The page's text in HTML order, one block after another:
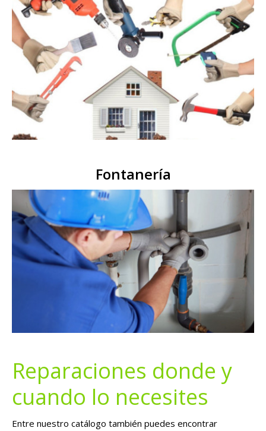
Fontanería
Reparaciones donde y
cuando lo necesites
Entre nuestro catálogo también puedes encontrar